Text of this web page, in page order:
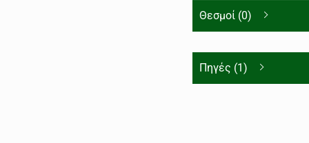
Θεσμοί (0)
Πηγές (1)